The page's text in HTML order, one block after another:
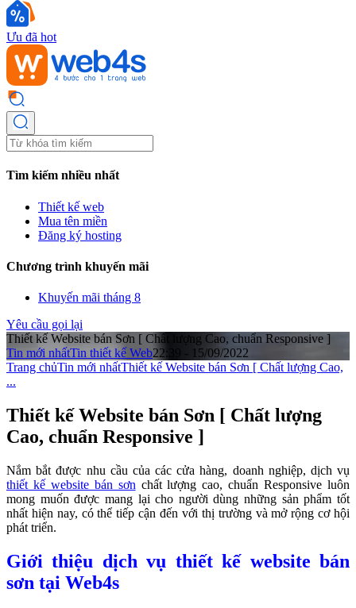
Ưu đã hot
Tìm kiếm nhiều nhất
Thiết kế web
Mua tên miền
Đăng ký hosting
Chương trình khuyến mãi
Khuyến mãi tháng 8
Yêu cầu gọi lại
Thiết kế Website bán Sơn [ Chất lượng Cao, chuẩn Responsive ]
Tin mới nhấtTin thiết kế Web22:39 - 15/09/2022
Trang chủTin mới nhấtThiết kế Website bán Sơn [ Chất lượng Cao,
...
Thiết kế Website bán Sơn [ Chất lượng
Cao, chuẩn Responsive ]
Nắm bắt được nhu cầu của các cửa hàng, doanh nghiệp, dịch vụ
thiết kế website bán sơn chất lượng cao, chuẩn Responsive luôn
mong muốn được mang lại cho người dùng những sản phẩm tốt
nhất hiện nay, có thể tiếp cận đến với thị trường và mở rộng cơ hội
phát triển.
Giới thiệu dịch vụ thiết kế website bán
sơn tại Web4s